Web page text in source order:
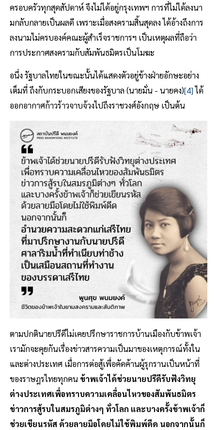
ครอบครัวทุกสุดสัปดาห์ จึงไม่ได้อยู่กรุงเทพฯ การที่ไม่ได้ลงนา
มกลับกลายเป็นผลดี เพราะเมื่อสงครามสิ้นสุดลง ได้อ้างถึงการ
ลงนามไม่ครบองค์คณะผู้สำเร็จราชการฯ เป็นเหตุผลที่ถือว่า
การประกาศสงครามกับสัมพันธมิตรเป็นโมฆะ
อนึ่ง รัฐบาลไทยในขณะนั้นได้แสดงตัวอยู่ข้างฝ่ายอักษะอย่าง
เต็มที่ ถึงกับกระบอกเสียงของรัฐบาล (นายมั่น - นายคง)[4]ได้
ออกอากาศก้าวร้าวจาบจ้วงไปถึงราชวงศ์อังกฤษ เป็นต้น
ตามปกตินายปรีดีไม่เคยปรึกษาราชการบ้านเมืองกับข้าพเจ้า
เรามักจะคุยกันเรื่องข่าวสารความเป็นมาของเหตุการณ์ทั้งใน
และต่างประเทศ เมื่อการต่อสู้เพื่อคัดค้านผู้รุกรานเป็นหน้าที่
ของราษฎรไทยทุกคน ข้าพเจ้าได้ช่วยนายปรีดีรับฟังวิทยุ
ต่างประเทศเพื่อทราบความเคลื่อนไหวของสัมพันธมิตร
ข่าวการสู้รบในสมรภูมิต่างๆ ทั่วโลก และบางครั้งข้าพเจ้าก็
ช่วยเขียนรหัส ด้วยลายมือโดยไม่ใช้พิมพ์ดีด นอกจากนั้นก็